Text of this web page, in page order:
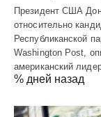
Президент США
относительно
Республиканской
Washington Post,
американский
% дней назад